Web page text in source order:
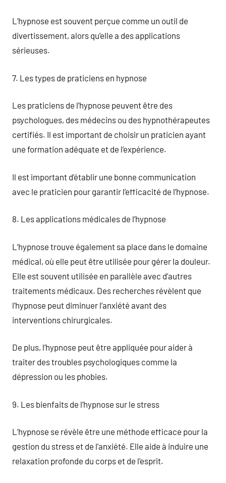
L’hypnose est souvent perçue comme un outil de
divertissement, alors qu’elle a des applications
sérieuses.
7. Les types de praticiens en hypnose
Les praticiens de l’hypnose peuvent être des
psychologues, des médecins ou des hypnothérapeutes
certifiés. Il est important de choisir un praticien ayant
une formation adéquate et de l’expérience.
Il est important d’établir une bonne communication
avec le praticien pour garantir l’efficacité de l’hypnose.
8. Les applications médicales de l’hypnose
L’hypnose trouve également sa place dans le domaine
médical, où elle peut être utilisée pour gérer la douleur.
Elle est souvent utilisée en parallèle avec d’autres
traitements médicaux. Des recherches révèlent que
l’hypnose peut diminuer l’anxiété avant des
interventions chirurgicales.
De plus, l’hypnose peut être appliquée pour aider à
traiter des troubles psychologiques comme la
dépression ou les phobies.
9. Les bienfaits de l’hypnose sur le stress
L’hypnose se révèle être une méthode efficace pour la
gestion du stress et de l’anxiété. Elle aide à induire une
relaxation profonde du corps et de l’esprit.